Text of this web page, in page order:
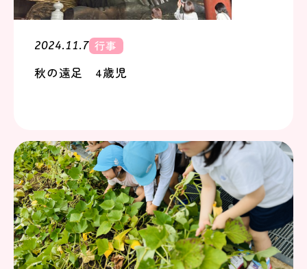
2024.11.7 行事
秋の遠足 4歳児